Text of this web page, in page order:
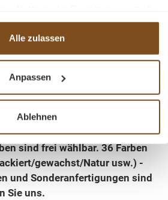
Alle zulassen
Anpassen
Ablehnen
Höhe 228 cm - Breite 300 cm -
sind frei wählbar. 36 Farben
gewachst/Natur usw.) -
und Sonderanfertigungen sind
Sie uns.